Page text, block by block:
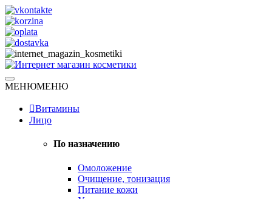
Skip
to
content
Интернет магазин косметики
Натуральная косметика
МЕНЮМЕНЮ
Витамины
Лицо
По назначению
Омоложение
Очищение, тонизация
Питание кожи